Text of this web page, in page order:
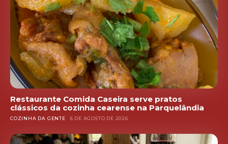
Restaurante Comida Caseira serve pratos
clássicos da cozinha cearense na Parquelândia
COZINHA DA GENTE 6 DE AGOSTO DE 2026